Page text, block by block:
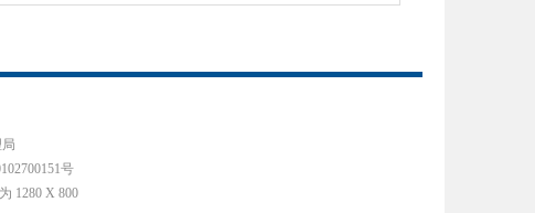
号
1280 X 800